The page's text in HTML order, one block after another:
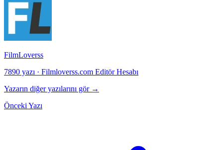
FilmLoverss
7890 yazı · Filmloverss.com Editör Hesabı
Yazarın diğer yazılarını gör →
Önceki Yazı